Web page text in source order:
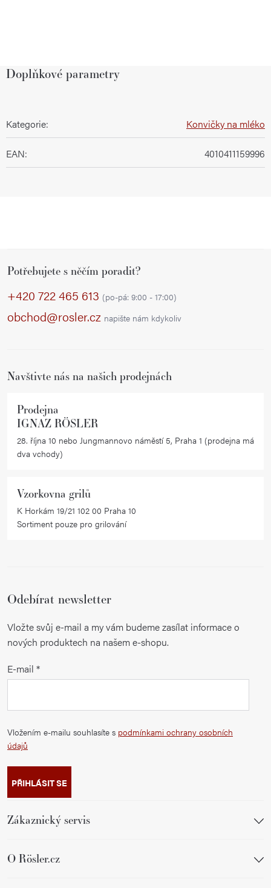
Doplňkové parametry
Kategorie: Konvičky na mléko
EAN: 4010411159996
Potřebujete s něčím poradit?
+420 722 465 613 (po-pá: 9:00 - 17:00)
obchod@rosler.cz napište nám kdykoliv
Navštivte nás na našich prodejnách
Prodejna
IGNAZ RÖSLER
28. října 10 nebo Jungmannovo náměstí 5, Praha 1 (prodejna má
dva vchody)
Vzorkovna grilů
K Horkám 19/21 102 00 Praha 10
Sortiment pouze pro grilování
Odebírat newsletter
Vložte svůj e-mail a my vám budeme zasílat informace o
nových produktech na našem e-shopu.
E-mail
Vložením e-mailu souhlasíte s podmínkami ochrany osobních
údajů
PŘIHLÁSIT SE
Zákaznický servis
O Rösler.cz